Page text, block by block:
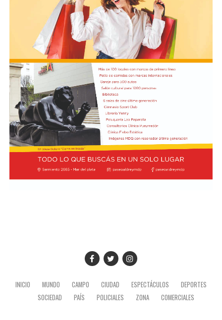
INICIO MUNDO CAMPO CIUDAD ESPECTÁCULOS
DEPORTES
SOCIEDAD
PAÍS POLICIALES ZONA COMERCIALES